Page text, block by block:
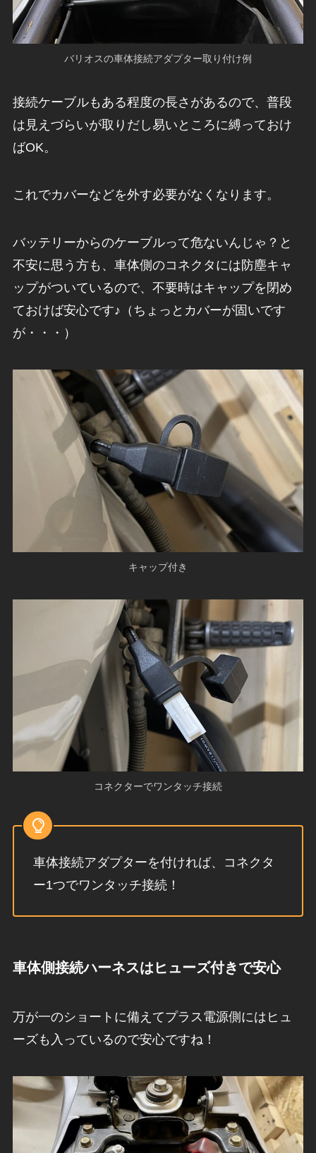
バリオスの車体接続アダプター取り付け例
接続ケーブルもある程度の長さがあるので、普段
は見えづらいが取りだし易いところに縛っておけ
ばOK。
これでカバーなどを外す必要がなくなります。
バッテリーからのケーブルって危ないんじゃ？と
不安に思う方も、車体側のコネクタには防塵キャ
ップがついているので、不要時はキャップを閉め
ておけば安心です♪（ちょっとカバーが固いです
が・・・）
キャップ付き
コネクターでワンタッチ接続
車体接続アダプターを付ければ、コネクタ
ー1つでワンタッチ接続！
車体側接続ハーネスはヒューズ付きで安心
万が一のショートに備えてプラス電源側にはヒュ
ーズも入っているので安心ですね！